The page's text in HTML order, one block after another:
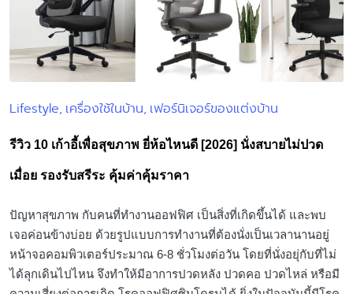
Posted
Lifestyle เครื่องใช้ในบ้าน เฟอร์นิเจอร์ของแต่งบ้าน
รีวิว 10 เก้าอี้เพื่อสุขภาพ ยี่ห้อไหนดี [2026] นั่งสบายไม่ปวด
เมื่อย รองรับสรีระ คุ้มค่าคุ้มราคา
ปัญหาสุขภาพ กับคนที่ทำงานออฟฟิศ เป็นสิ่งที่เกิดขึ้นได้ และพบ
เจอค่อนข้างบ่อย ด้วยรูปแบบการทำงานที่ต้องนั่งเป็นเวลานานอยู่
หน้าจอคอมพิวเตอร์ประมาณ 6-8 ชั่วโมงต่อวัน โดยที่นั่งอยุ่กับที่ไม่
ได้ลุกเดินไปไหน จึงทำให้มีอาการปวดหลัง ปวดคอ ปวดไหล่ หรือมี